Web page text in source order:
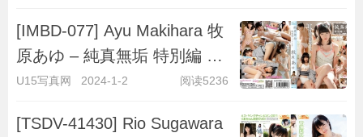
[IMBD-077] Ayu Makihara 牧
原あゆ – 純真無垢 特別編 ～
キラキラ彼女～
U15写真网 2024-1-2 阅读5236
[TSDV-41430] Rio Sugawara